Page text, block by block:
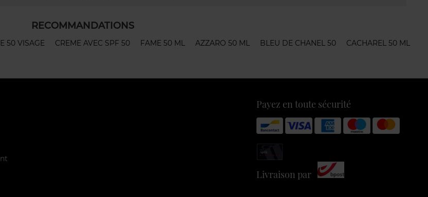
RECOMMANDATIONS
50 VISAGE CREME AVEC SPF 50 FAME 50 ML AZZARO 50 ML BLEU DE CHANEL 50 CACHAREL 50 ML
Payez en toute sécurité
Livraison par